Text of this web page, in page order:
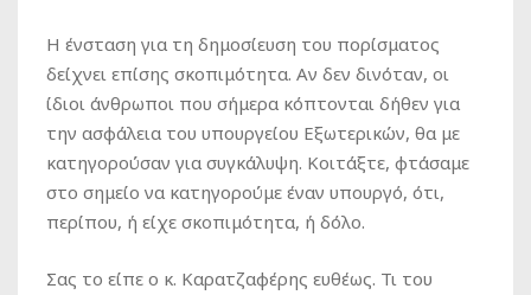
Η ένσταση για τη δημοσίευση του πορίσματος
δείχνει επίσης σκοπιμότητα. Αν δεν δινόταν, οι
ίδιοι άνθρωποι που σήμερα κόπτονται δήθεν για
την ασφάλεια του υπουργείου Εξωτερικών, θα με
κατηγορούσαν για συγκάλυψη. Κοιτάξτε, φτάσαμε
στο σημείο να κατηγορούμε έναν υπουργό, ότι,
περίπου, ή είχε σκοπιμότητα, ή δόλο.
Σας το είπε ο κ. Καρατζαφέρης ευθέως. Τι του